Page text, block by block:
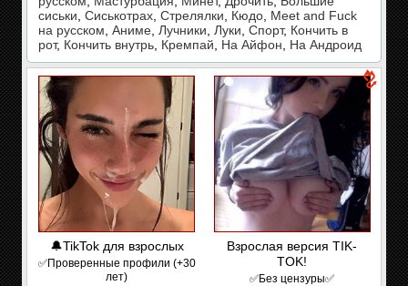
сиськи Сиськотрах Стрелялки Кюдо Meet and Fuck
на русском Аниме Лучники Луки Спорт, Кончить в
рот, Кончить внутрь Кремпай На Айфон На Андроид
🔔TikTok для взрослых
✅Проверенные профили (+30
лет)
Взрослая версия TIK-
TOK!
✅Без цензуры✅